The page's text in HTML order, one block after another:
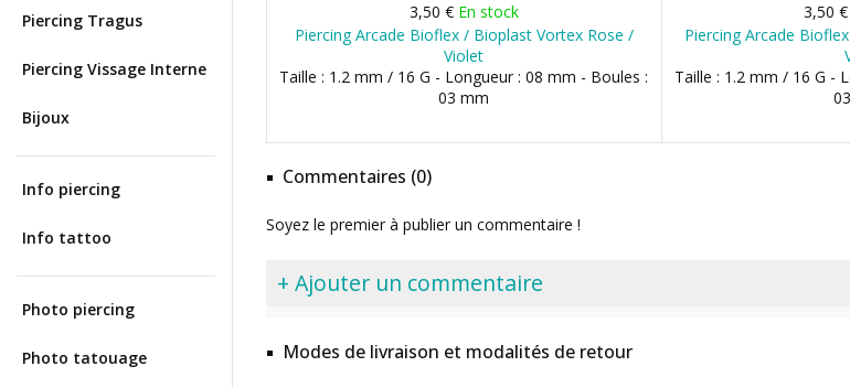
Piercing Tragus
Piercing Vissage Interne
Bijoux
Info piercing
Info tattoo
Photo piercing
Photo tatouage
3,50 € En stock
Piercing Arcade Bioflex / Bioplast Vortex Rose /
Violet
Taille : 1.2 mm / 16 G - Longueur : 08 mm - Boules :
03 mm
3,50 €
Piercing Arcade
Taille : 1.2 mm / 16 G -
Commentaires (0)
Soyez le premier à publier un commentaire !
+ Ajouter un commentaire
Modes de livraison et modalités de retour